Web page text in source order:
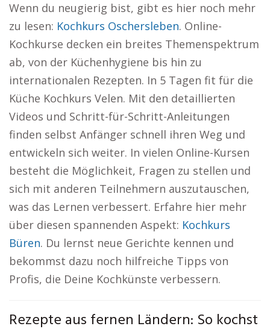
Wenn du neugierig bist, gibt es hier noch mehr
zu lesen: Kochkurs Oschersleben. Online-
Kochkurse decken ein breites Themenspektrum
ab, von der Küchenhygiene bis hin zu
internationalen Rezepten. In 5 Tagen fit für die
Küche Kochkurs Velen. Mit den detaillierten
Videos und Schritt-für-Schritt-Anleitungen
finden selbst Anfänger schnell ihren Weg und
entwickeln sich weiter. In vielen Online-Kursen
besteht die Möglichkeit, Fragen zu stellen und
sich mit anderen Teilnehmern auszutauschen,
was das Lernen verbessert. Erfahre hier mehr
über diesen spannenden Aspekt: Kochkurs
Büren. Du lernst neue Gerichte kennen und
bekommst dazu noch hilfreiche Tipps von
Profis, die Deine Kochkünste verbessern.
Rezepte aus fernen Ländern: So kochst